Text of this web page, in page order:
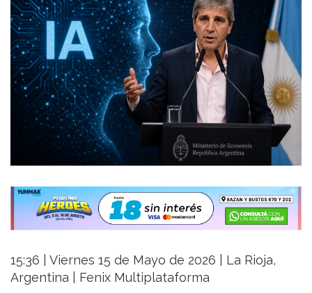
15:36 | Viernes 15 de Mayo de 2026 | La Rioja,
Argentina | Fenix Multiplataforma